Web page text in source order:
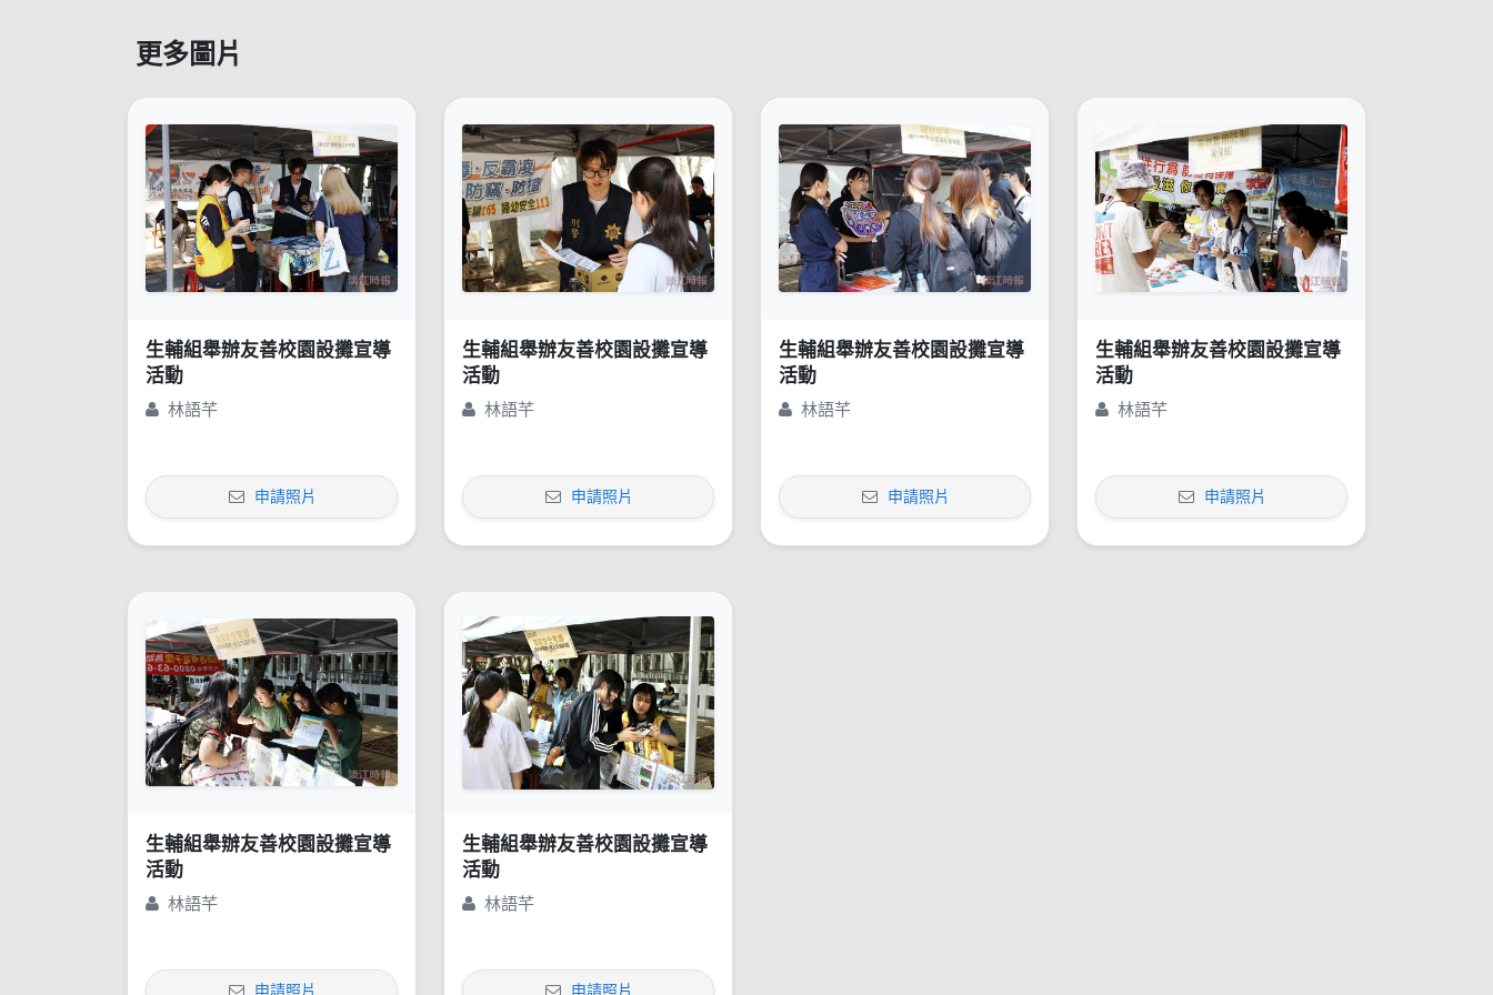
更多圖片
生輔組舉辦友善校園設攤宣導
活動
林語芊
申請照片
生輔組舉辦友善校園設攤宣導
活動
林語芊
申請照片
生輔組舉辦友善校園設攤宣導
活動
林語芊
申請照片
生輔組舉辦友善校園設攤宣導
活動
林語芊
申請照片
生輔組舉辦友善校園設攤宣導
活動
林語芊
申請照片
生輔組舉辦友善校園設攤宣導
活動
林語芊
申請照片